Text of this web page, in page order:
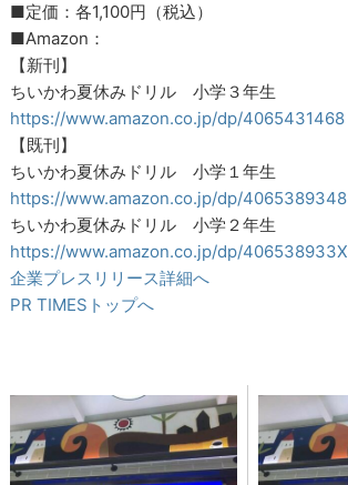
■定価：各1,100円（税込）
■Amazon：
【新刊】
ちいかわ夏休みドリル 小学３年生
https://www.amazon.co.jp/dp/4065431468
【既刊】
ちいかわ夏休みドリル 小学１年生
https://www.amazon.co.jp/dp/4065389348
ちいかわ夏休みドリル 小学２年生
https://www.amazon.co.jp/dp/406538933X
企業プレスリリース詳細へ
PR TIMESトップへ